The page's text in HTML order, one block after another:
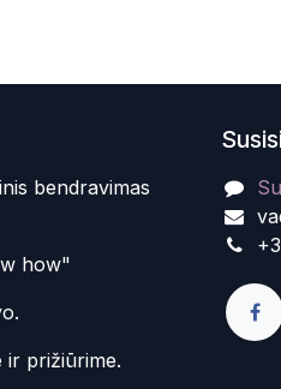
bendravimas
how"
ir prižiūrime.